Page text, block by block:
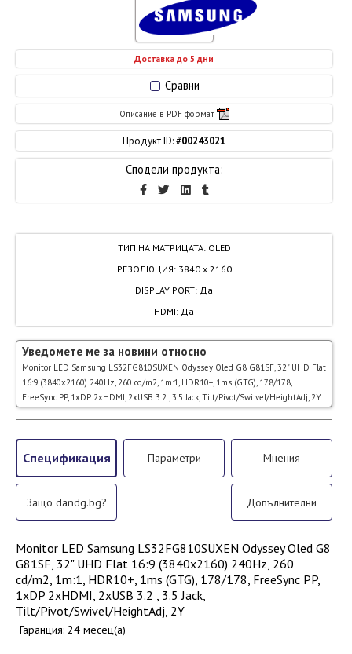
ТИП НА МАТРИЦАТА: OLED
РЕЗОЛЮЦИЯ: 3840 x 2160
DISPLAY PORT: Да
HDMI: Да
Сравни
Описание в PDF формат
Продукт ID: #00243021
Сподели продукта:
Доставка до 5 дни
Уведомете ме за новини относно
Monitor LED Samsung LS32FG810SUXEN Odyssey Oled G8 G81SF, 32" UHD Flat
16:9 (3840x2160) 240Hz, 260 cd/m2, 1m:1, HDR10+, 1ms (GTG), 178/178,
FreeSync PP, 1xDP 2xHDMI, 2xUSB 3.2 , 3.5 Jack, Tilt/Pivot/Swi vel/HeightAdj, 2Y
Спецификация Параметри Мнения
Защо dandg.bg? Допълнителни
Monitor LED Samsung LS32FG810SUXEN Odyssey Oled G8
G81SF, 32" UHD Flat 16:9 (3840x2160) 240Hz, 260
cd/m2, 1m:1, HDR10+, 1ms (GTG), 178/178, FreeSync PP,
1xDP 2xHDMI, 2xUSB 3.2 , 3.5 Jack,
Tilt/Pivot/Swivel/HeightAdj, 2Y
Гаранция: 24 месец(а)